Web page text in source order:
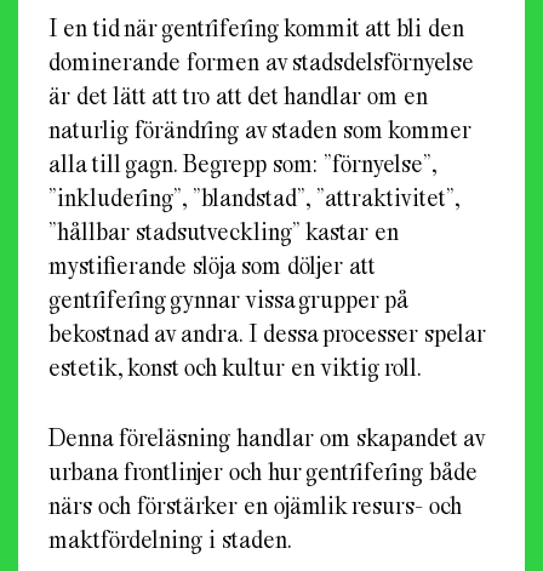
I en tid när gentrifering kommit att bli den
dominerande formen av stadsdelsförnyelse
är det lätt att tro att det handlar om en
naturlig förändring av staden som kommer
alla till gagn. Begrepp som: ”förnyelse”,
”inkludering”, ”blandstad”, ”attraktivitet”,
”hållbar stadsutveckling” kastar en
mystifierande slöja som döljer att
gentrifering gynnar vissa grupper på
bekostnad av andra. I dessa processer spelar
estetik, konst och kultur en viktig roll.
Denna föreläsning handlar om skapandet av
urbana frontlinjer och hur gentrifering både
närs och förstärker en ojämlik resurs- och
maktfördelning i staden.